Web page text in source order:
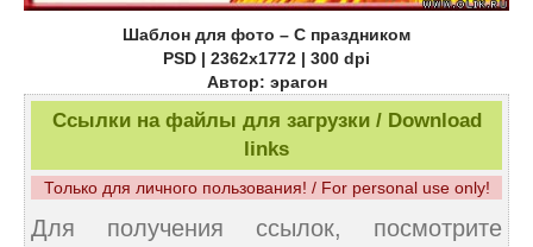
Шаблон для фото – С праздником
PSD | 2362x1772 | 300 dpi
Автор: эрагон
Ссылки на файлы для загрузки / Download
links
Только для личного пользования! / For personal use only!
Для получения ссылок, посмотрите